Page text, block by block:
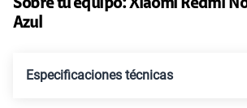
Ver más planes
Sobre tu equipo:Xiaomi Redmi
Azul
Especificaciones técnicas